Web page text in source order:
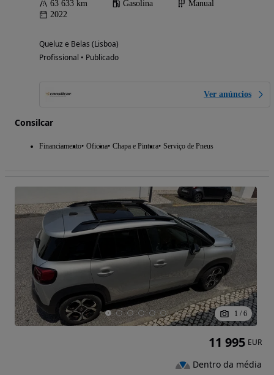
63 633 km Gasolina
Manual
2022
Queluz e Belas (Lisboa)
Profissional • Publicado
Ver anúncios
Consilcar
Financiamento Oficina Chapa e Pintura Serviço de Pneus
1 / 6
11 995 EUR
Dentro da média